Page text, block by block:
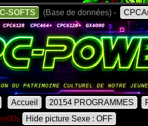
SOFTS (Base de données) -
Accueil 20154 PROGRAMMES
Hide picture Sexe : OFF